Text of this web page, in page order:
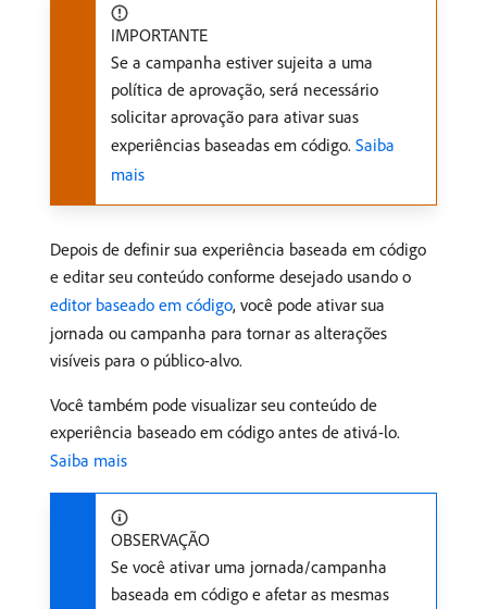
IMPORTANTE
Se a campanha estiver sujeita a uma
política de aprovação, será necessário
solicitar aprovação para ativar suas
experiências baseadas em código. Saiba
mais
Depois de definir sua experiência baseada em código
e editar seu conteúdo conforme desejado usando o
editor baseado em código, você pode ativar sua
jornada ou campanha para tornar as alterações
visíveis para o público-alvo.
Você também pode visualizar seu conteúdo de
experiência baseado em código antes de ativá-lo.
Saiba mais
OBSERVAÇÃO
Se você ativar uma jornada/campanha
baseada em código e afetar as mesmas